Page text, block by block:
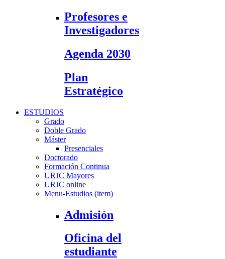
Profesores e
Investigadores
Agenda 2030
Plan
Estratégico
ESTUDIOS
Grado
Doble Grado
Máster
Presenciales
Doctorado
Formación Continua
URJC Mayores
URJC online
Menu-Estudios (item)
Admisión
Oficina del
estudiante